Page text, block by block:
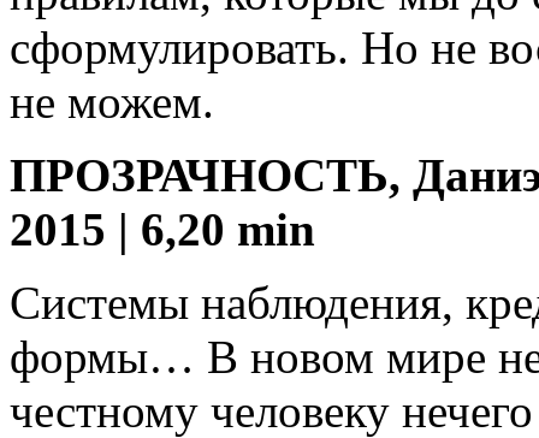
сформулировать. Но не
не можем.
ПРОЗРАЧНОСТЬ,
2015 | 6,20 min
Системы наблюдения,
формы… В новом мире
честному человеку